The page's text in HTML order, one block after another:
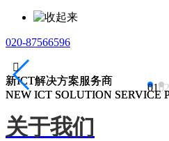
020-87566596
新ICT解决方案服务商
NEW ICT SOLUTION SERVICE
新ICT解决方案服务商
NEW ICT SOLUTION SERVICE
0102

关于我们